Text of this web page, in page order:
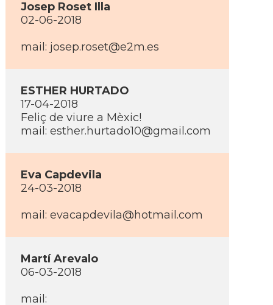
Josep Roset Illa
02-06-2018
mail: josep.roset@e2m.es
ESTHER HURTADO
17-04-2018
Feliç de viure a Mèxic!
mail: esther.hurtado10@gmail.com
Eva Capdevila
24-03-2018
mail: evacapdevila@hotmail.com
Martí­ Arevalo
06-03-2018
mail: